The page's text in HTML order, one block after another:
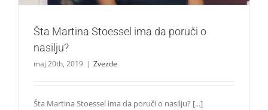
Šta Martina Stoessel ima da poruči o
nasilju?
maj 20th, 2019 | Zvezde
Šta Martina Stoessel ima da poruči o nasilju? [...]